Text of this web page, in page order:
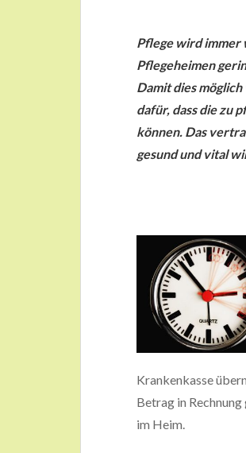
Pflege wird immer
Pflegeheimen
Damit dies
dafür, dass die zu
können. Das
gesund und vital
Krankenkasse
Betrag in
im Heim.